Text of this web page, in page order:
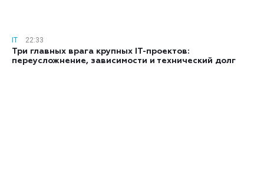
IT
22:33
Три главных врага крупных IT-проектов:
переусложнение, зависимости и технический долг